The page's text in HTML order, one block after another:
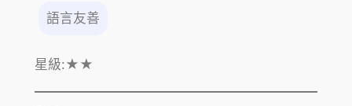
語言友善
星級:★★